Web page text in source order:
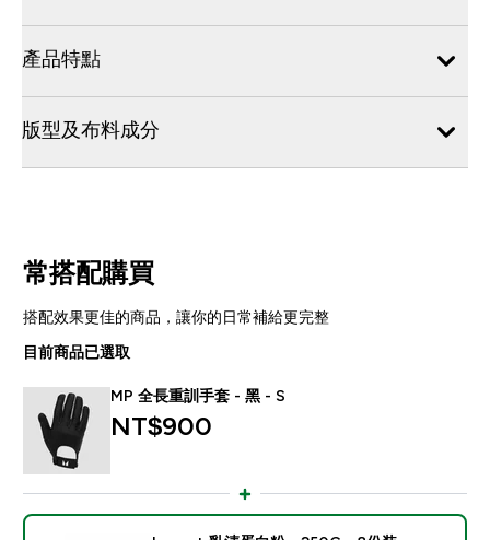
產品特點
版型及布料成分
常搭配購買
搭配效果更佳的商品，讓你的日常補給更完整
目前商品已選取
MP 全長重訓手套 - 黑 - S
NT$900‎